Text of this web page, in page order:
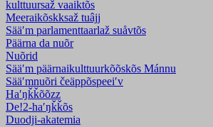
kulttuursaž vaaiktõs
Meeraikõskksaž tuâjj
Sääʹm parlamenttaarlaž suåvtõs
Päärna da nuõr
Nuõrid
Sääʹm päärnaikulttuurkõõskõs Mánnu
Sääʹmnuõri čeäppõspeeiʹv
Haʹŋǩǩõõzz
De!2-haʹŋǩǩõs
Duodji-akatemia